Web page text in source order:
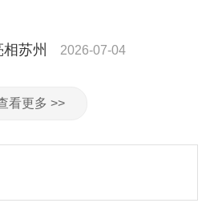
苏州 2026-07-04
看更多 >>